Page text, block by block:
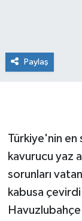
Paylaş
Türkiye'nin en
kavurucu yaz
sorunları
kabusa